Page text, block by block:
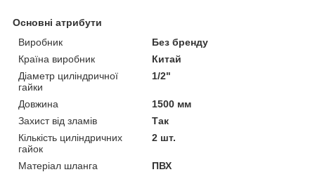
Основні атрибути
Виробник
Без бренду
Країна виробник
Китай
Діаметр циліндричної
гайки
1/2"
Довжина
1500 мм
Захист від зламів
Так
Кількість циліндричних
гайок
2 шт.
Матеріал шланга
ПВХ